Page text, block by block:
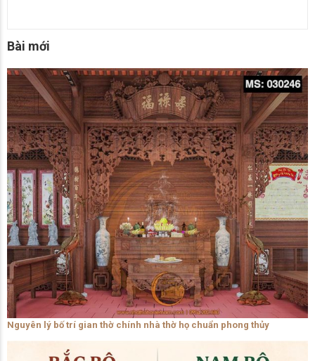
Bài mới
Nguyên lý bố trí gian thờ chính nhà thờ họ chuẩn phong thủy